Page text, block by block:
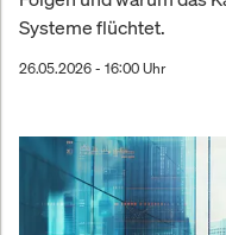
Systeme flüchtet.
26.05.2026 - 16:00 Uhr